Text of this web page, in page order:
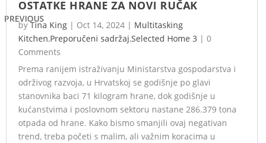
PREVIOUS
OSTATKE HRANE ZA NOVI RUČAK
by Tina King | Oct 14, 2024 | Multitasking
Kitchen,Preporučeni sadržaj,Selected Home 3 | 0
Comments
Prema ranijem istraživanju Ministarstva gospodarstva i
održivog razvoja, u Hrvatskoj se godišnje po glavi
stanovnika baci 71 kilogram hrane, dok godišnje u
kućanstvima i poslovnom sektoru nastane 286.379 tona
otpada od hrane. Kako bismo smanjili ovaj negativan
trend, treba početi s malim, ali važnim koracima u